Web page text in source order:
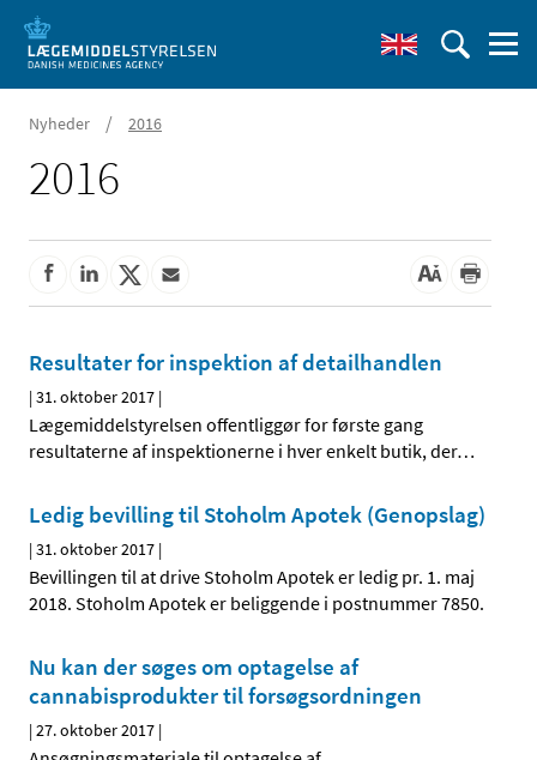
Nyheder / 2016
2016
Resultater for inspektion af detailhandlen
|31. oktober 2017 |
Lægemiddelstyrelsen offentliggør for første gang
resultaterne af inspektionerne i hver enkelt butik, der…
Ledig bevilling til Stoholm Apotek (Genopslag)
|31. oktober 2017 |
Bevillingen til at drive Stoholm Apotek er ledig pr. 1. maj
2018. Stoholm Apotek er beliggende i postnummer 7850.
Nu kan der søges om optagelse af
cannabisprodukter til forsøgsordningen
|27. oktober 2017 |